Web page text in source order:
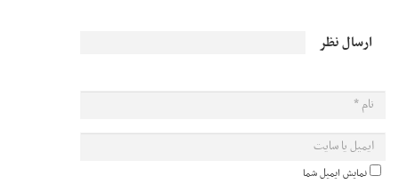
ارسال نظر
نمایش ایمیل شما